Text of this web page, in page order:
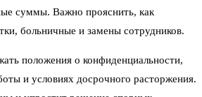
суммы. Важно прояснить, как
больничные и замены сотрудников.
положения о конфиденциальности,
и условиях досрочного расторжения.